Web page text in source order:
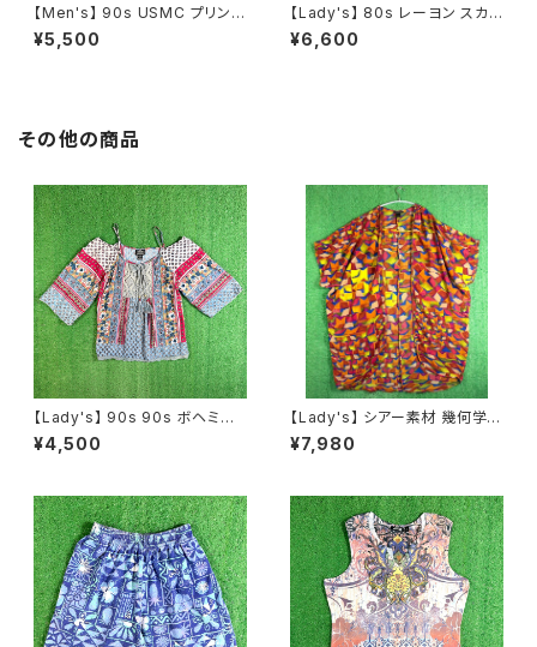
【Men's】 90s USMC プリント
Tシャツ / アメリカ製 USA製 9
0年代 ティーシャツ T-Shirt 古
¥5,500
【Lady's】 80s レーヨン スカ
ーフ柄 スカート / 80年代 古着
レディース 総柄 2266
¥6,600
その他の商品
【Lady's】 90s 90s ボヘミア
ン パッチワーク柄 レース プルオ
ーバー トップス / 90年代 半袖
¥4,500
【Lady's】 シアー素材 幾何学
柄 羽織り シャツ / 古着 半袖 ガ
ウン レディース 2264
¥7,980